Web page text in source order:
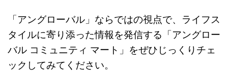
「アングローバル」ならではの視点で、ライフス
タイルに寄り添った情報を発信する「アングロー
バル コミュニティ マート」をぜひじっくりチェ
ックしてみてください。